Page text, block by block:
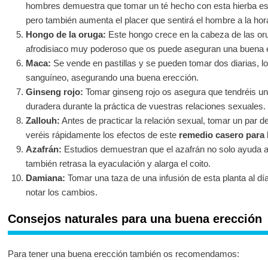
hombres demuestra que tomar un té hecho con esta hierba
pero también aumenta el placer que sentirá el hombre a la
Hongo de la oruga: Este hongo crece en la cabeza de las
afrodisiaco muy poderoso que os puede aseguran una buena
Maca: Se vende en pastillas y se pueden tomar dos diarias,
sanguíneo, asegurando una buena erección.
Ginseng rojo: Tomar ginseng rojo os asegura que tendréis
duradera durante la práctica de vuestras relaciones sexuales.
Zallouh: Antes de practicar la relación sexual, tomar un par
veréis rápidamente los efectos de este remedio casero
Azafrán: Estudios demuestran que el azafrán no solo ayuda
también retrasa la eyaculación y alarga el coito.
Damiana: Tomar una taza de una infusión de esta planta al
notar los cambios.
Consejos naturales para una buena erección
Para tener una buena erección también os recomendamos: